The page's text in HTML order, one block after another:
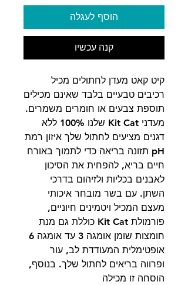
הוסף לעגלה
קנה עכשיו
קיט קאט מעדן לחתולים מכיל
רכיבים טבעיים בלבד שאינם מכילים
תוספת צבעים או חומרים משמרים.
מעדני Kit Cat שלנו 100% ללא
דגנים מציעים לחתול שלך איזון רמת
pH תזונה בריאה כדי לתמוך באורח
חיים בריא, להפחית את הסיכון
לאבנים בכליות ולזיהום בדרכי
השתן. עם בשר מובחר איכותי
מעצם המכיל ויטמינים חיוניים,
פורמולת Kit Cat כוללת גם מנת
חומצות שומן אומגה 3 עד אומגה 6
אופטימלית המעודדת לב, עור
ופרווה בריאים לחתול שלך. בנוסף,
הוסחה זו מכילה